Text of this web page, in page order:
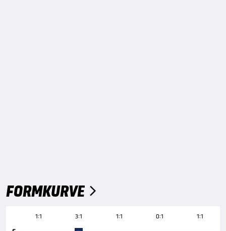
FORMKURVE 
1:1 3:1 1:1 0:1 1:1